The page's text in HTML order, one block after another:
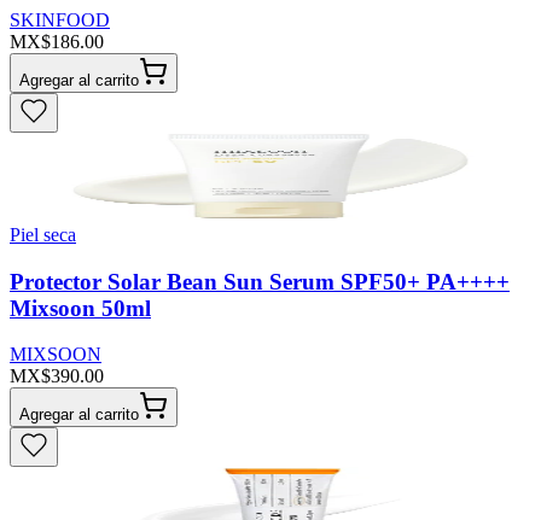
SKINFOOD
MX$186.00
Agregar al carrito
Piel seca
Protector Solar Bean Sun Serum SPF50+ PA++++
Mixsoon 50ml
MIXSOON
MX$390.00
Agregar al carrito